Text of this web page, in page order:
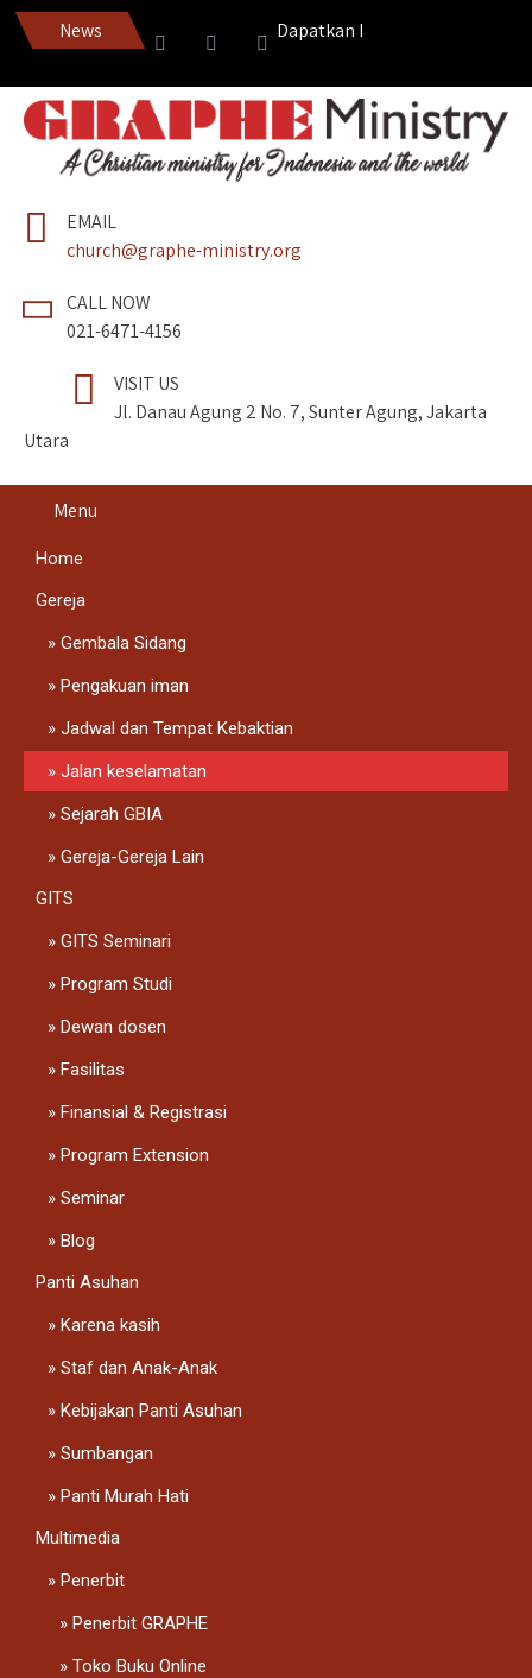
News Dapatkan Pedang Roh edisi
EMAIL
church@graphe-ministry.org
CALL NOW
021-6471-4156
VISIT US
Jl. Danau Agung 2 No. 7, Sunter Agung, Jakarta
Utara
Menu
Home
Gereja
Gembala Sidang
Pengakuan iman
Jadwal dan Tempat Kebaktian
Jalan keselamatan
Sejarah GBIA
Gereja-Gereja Lain
GITS
GITS Seminari
Program Studi
Dewan dosen
Fasilitas
Finansial & Registrasi
Program Extension
Seminar
Blog
Panti Asuhan
Karena kasih
Staf dan Anak-Anak
Kebijakan Panti Asuhan
Sumbangan
Panti Murah Hati
Multimedia
Penerbit
Penerbit GRAPHE
Toko Buku Online